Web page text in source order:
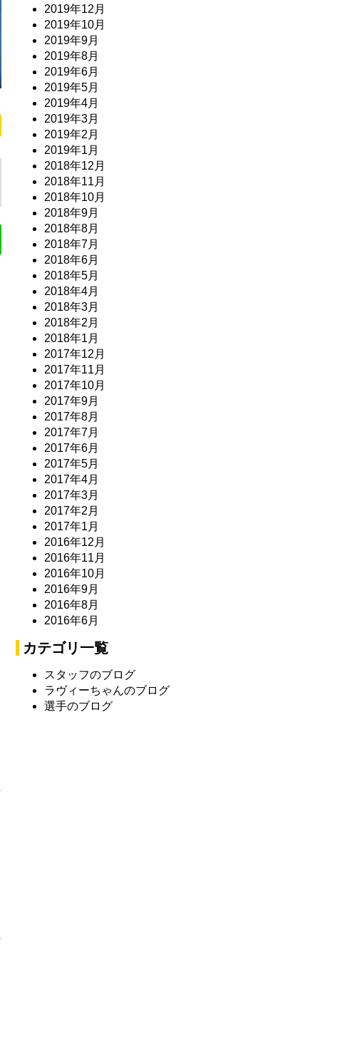
2019年12月
2019年10月
2019年9月
2019年8月
2019年6月
2019年5月
2019年4月
2019年3月
2019年2月
2019年1月
2018年12月
2018年11月
2018年10月
2018年9月
2018年8月
2018年7月
2018年6月
2018年5月
2018年4月
2018年3月
2018年2月
2018年1月
2017年12月
2017年11月
2017年10月
2017年9月
2017年8月
2017年7月
2017年6月
2017年5月
2017年4月
2017年3月
2017年2月
2017年1月
2016年12月
2016年11月
2016年10月
2016年9月
2016年8月
2016年6月
カテゴリ一覧
スタッフのブログ
ラヴィーちゃんのブログ
選手のブログ